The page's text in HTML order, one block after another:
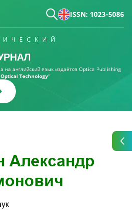
ISSN: 1023-5086
на английский язык издаётся Optica Publishing
Technology“
Александр